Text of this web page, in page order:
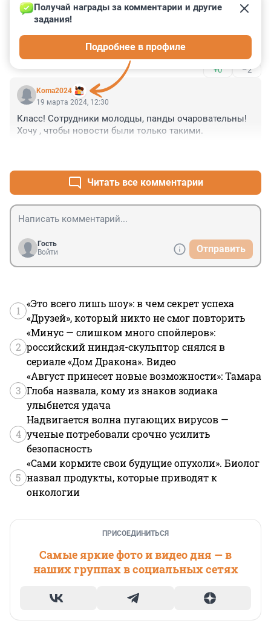
19 марта 2024, 12:32
Задолбали ,то был каждый день " Серебряный кит" ,
теперь вот панды ...То , что арендную плату товарищ
Си не берет за них так и не обнаружилось , берет или
не берет , все-таки ? Потому как панды очень не
дешево арендовать и кормить привозным из Китая
бамбуком
+0 –2
Koma2024
Получай награды за комментарии и другие
задания!
Подробнее в профиле
19 марта 2024, 12:30
Класс! Сотрудники молодцы, панды очаровательны!
Хочу , чтобы новости были только такими.
Читать все комментарии
Гость
Войти
Отправить
1
«Это всего лишь шоу»: в чем секрет успеха
«Друзей», который никто не смог повторить
2
«Минус — слишком много спойлеров»:
российский ниндзя-скульптор снялся в
сериале «Дом Дракона». Видео
3
«Август принесет новые возможности»: Тамара
Глоба назвала, кому из знаков зодиака
улыбнется удача
4
Надвигается волна пугающих вирусов —
ученые потребовали срочно усилить
безопасность
5
«Сами кормите свои будущие опухоли». Биолог
назвал продукты, которые приводят к
онкологии
ПРИСОЕДИНИТЬСЯ
Самые яркие фото и видео дня — в
наших группах в социальных сетях